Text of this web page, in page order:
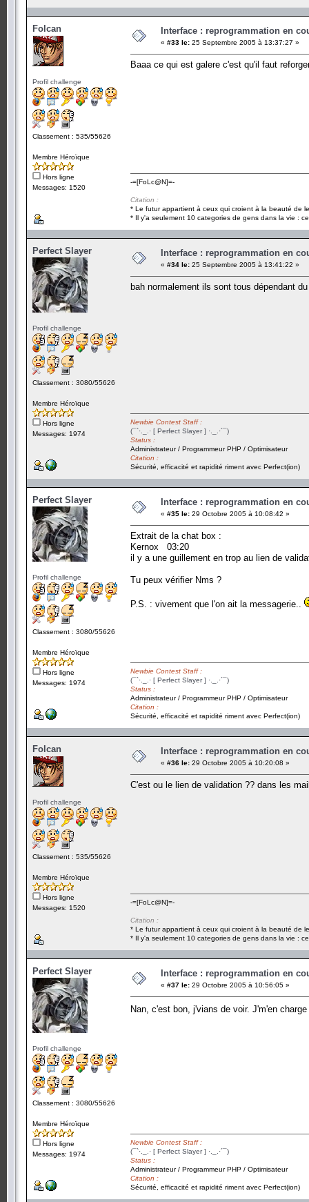
Folcan
Profil challenge
Classement : 535/55626
Membre Héroïque
Hors ligne
Messages: 1520
Interface : reprogrammation en
« #33 le: 25 Septembre 2005 à 13:37:27 »
Baaa ce qui est galere c'est qu'il faut
-=[FoLc@N]=-
Citation :
* Le futur appartient à ceux qui croient à la beauté de
* Il y'a seulement 10 categories de gens dans la vie :
Perfect Slayer
Profil challenge
Classement : 3080/55626
Membre Héroïque
Hors ligne
Messages: 1974
Interface : reprogrammation en
« #34 le: 25 Septembre 2005 à 13:41:22 »
bah normalement ils sont tous dépendant
Newbie Contest Staff :
(¯`·._.· [ Perfect Slayer ] ·._.·´¯)
Status :
Administrateur / Programmeur PHP / Optimisateur
Citation :
Sécurité, efficacité et rapidité riment avec Perfect(ion)
Perfect Slayer
Profil challenge
Classement : 3080/55626
Membre Héroïque
Hors ligne
Messages: 1974
Interface : reprogrammation en
« #35 le: 29 Octobre 2005 à 10:08:42 »
Extrait de la chat box :
Kernox 03:20
il y a une guillement en trop au lien de
Tu peux vérifier Nms ?
P.S. : vivement que l'on ait la messagerie..
Newbie Contest Staff :
(¯`·._.· [ Perfect Slayer ] ·._.·´¯)
Status :
Administrateur / Programmeur PHP / Optimisateur
Citation :
Sécurité, efficacité et rapidité riment avec Perfect(ion)
Folcan
Profil challenge
Classement : 535/55626
Membre Héroïque
Hors ligne
Messages: 1520
Interface : reprogrammation en
« #36 le: 29 Octobre 2005 à 10:20:08 »
C'est ou le lien de validation ?? dans les
-=[FoLc@N]=-
Citation :
* Le futur appartient à ceux qui croient à la beauté de
* Il y'a seulement 10 categories de gens dans la vie :
Perfect Slayer
Profil challenge
Classement : 3080/55626
Membre Héroïque
Hors ligne
Messages: 1974
Interface : reprogrammation en
« #37 le: 29 Octobre 2005 à 10:56:05 »
Nan, c'est bon, j'vians de voir. J'm'en charge
Newbie Contest Staff :
(¯`·._.· [ Perfect Slayer ] ·._.·´¯)
Status :
Administrateur / Programmeur PHP / Optimisateur
Citation :
Sécurité, efficacité et rapidité riment avec Perfect(ion)